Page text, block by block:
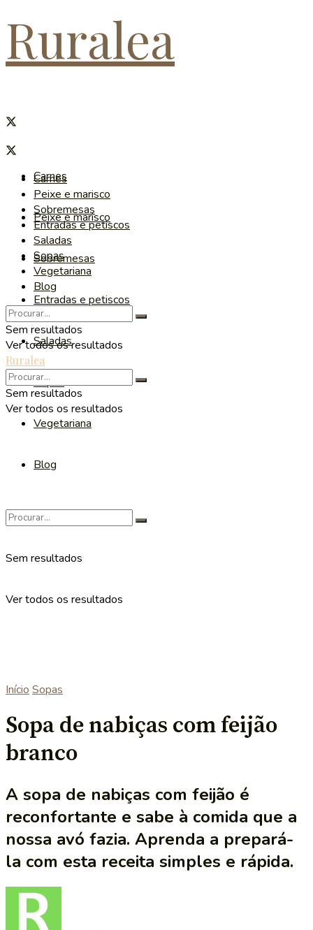
Ruralea
Carnes
Peixe e marisco
Sobremesas
Entradas e petiscos
Saladas
Sopas
Vegetariana
Blog
Sem resultados
Ver todos os resultados
Carnes
Peixe e marisco
Sobremesas
Entradas e petiscos
Saladas
Sopas
Vegetariana
Blog
Sem resultados
Ver todos os resultados
Ruralea
Sem resultados
Ver todos os resultados
Início Sopas
Sopa de nabiças com feijão
branco
A sopa de nabiças com feijão é
reconfortante e sabe à comida que a
nossa avó fazia. Aprenda a prepará-
la com esta receita simples e rápida.